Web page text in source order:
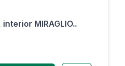
MIRAGLIO..